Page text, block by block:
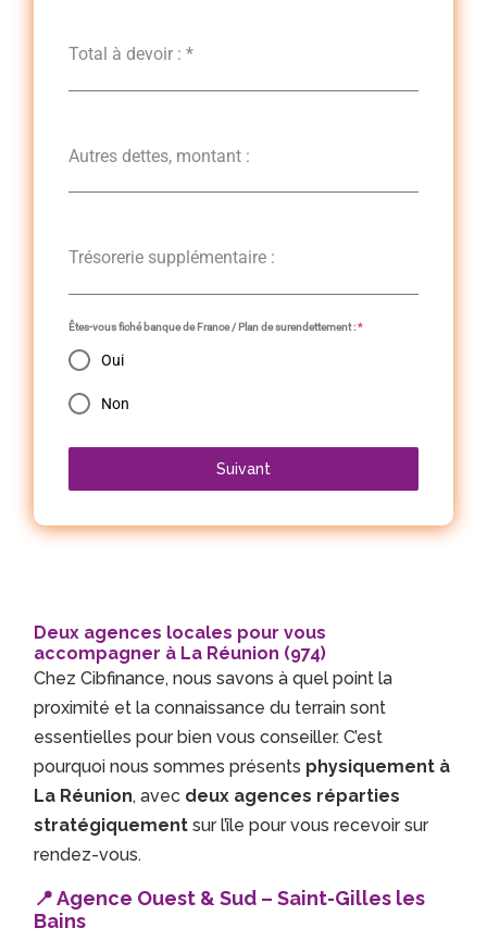
Total à devoir :*
Autres dettes, montant :
Trésorerie supplémentaire :
Êtes-vous fiché banque de France / Plan de surendettement :*
Oui
Non
Suivant
Deux agences locales pour vous
accompagner à La Réunion (974)
Chez Cibfinance, nous savons à quel point la
proximité et la connaissance du terrain sont
essentielles pour bien vous conseiller. C’est
pourquoi nous sommes présents physiquement à
La Réunion, avec deux agences réparties
stratégiquement sur l’île pour vous recevoir sur
rendez-vous.
📍 Agence Ouest & Sud – Saint-Gilles les
Bains